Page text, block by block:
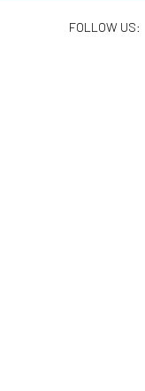
FOLLOW US: